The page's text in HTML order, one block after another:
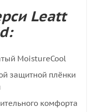
Leatt
MoistureCool
защитной плёнки
комфорта